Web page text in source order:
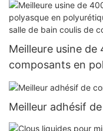
Meilleure usine de
composants en
salle de bain en
de coulis pour
Meilleur adhésif